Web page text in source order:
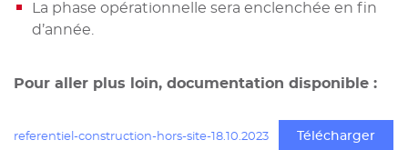
La phase opérationnelle sera enclenchée en fin
d’année.
Pour aller plus loin, documentation disponible :
referentiel-construction-hors-site-18.10.2023 Télécharger